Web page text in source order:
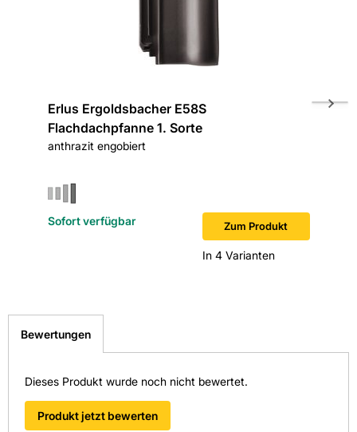
Erlus Ergoldsbacher E58S
Flachdachpfanne 1. Sorte
anthrazit engobiert
Zum Produkt
In 4 Varianten
Sofort verfügbar
Erlus
Bewertungen
Dieses Produkt wurde noch nicht bewertet.
Produkt jetzt bewerten